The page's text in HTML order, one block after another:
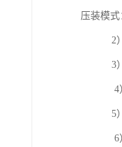
压装模式
2）恒
3）恒
4）恒
5）压
6）压